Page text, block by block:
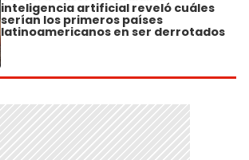
inteligencia artificial reveló cuáles
serían los primeros países
latinoamericanos en ser derrotados